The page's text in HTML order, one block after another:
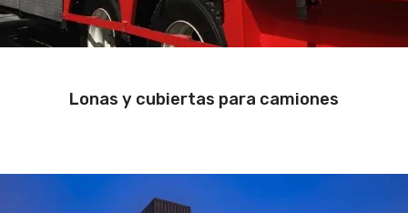
Lonas y cubiertas para camiones